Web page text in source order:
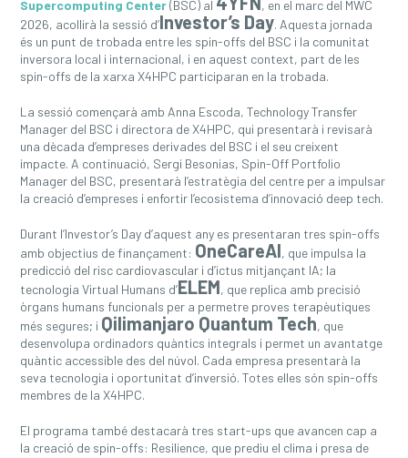
Supercomputing Center(BSC) al
, en el marc del MWC
2026, acollirà la sessió d’Investor’s Day. Aquesta jornada
és un punt de trobada entre les spin-offs del BSC i la comunitat
inversora local i internacional, i en aquest context, part de les
spin-offs de la xarxa X4HPC participaran en la trobada.
La sessió començarà amb Anna Escoda, Technology Transfer
Manager del BSC i directora de X4HPC, qui presentarà i revisarà
una dècada d’empreses derivades del BSC i el seu creixent
impacte. A continuació, Sergi Besonias, Spin-Off Portfolio
Manager del BSC, presentarà l’estratègia del centre per a impulsar
la creació d’empreses i enfortir l’ecosistema d’innovació deep tech.
Durant l’Investor’s Day d’aquest any es presentaran tres spin-offs
amb objectius de finançament: OneCareAI, que impulsa la
predicció del risc cardiovascular i d’ictus mitjançant IA; la
tecnologia Virtual Humans d’ELEM, que replica amb precisió
òrgans humans funcionals per a permetre proves terapèutiques
més segures; i Qilimanjaro Quantum Tech, que
desenvolupa ordinadors quàntics integrals i permet un avantatge
quàntic accessible des del núvol. Cada empresa presentarà la
seva tecnologia i oportunitat d’inversió. Totes elles són spin-offs
membres de la X4HPC.
El programa també destacarà tres start-ups que avancen cap a
la creació de spin-offs: Resilience, que prediu el clima i presa de